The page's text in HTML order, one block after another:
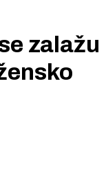
zalažu